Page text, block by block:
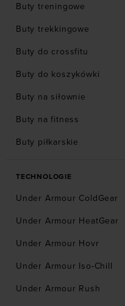
Buty treningowe
Buty trekkingowe
Buty do crossfitu
Buty do koszykówki
Buty na siłownie
Buty na fitness
Buty piłkarskie
TECHNOLOGIE
Under Armour ColdGear
Under Armour HeatGear
Under Armour Hovr
Under Armour Iso-Chill
Under Armour Rush